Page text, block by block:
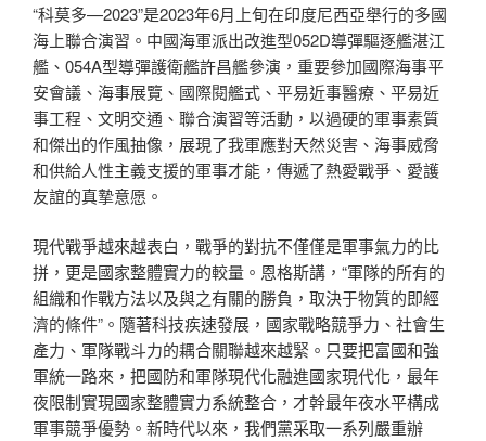
“科莫多—2023”是2023年6月上旬在印度尼西亞舉行的多國
海上聯合演習。中國海軍派出改進型052D導彈驅逐艦湛江
艦、054A型導彈護衛艦許昌艦參演，重要參加國際海事平
安會議、海事展覽、國際閱艦式、平易近事醫療、平易近
事工程、文明交通、聯合演習等活動，以過硬的軍事素質
和傑出的作風抽像，展現了我軍應對天然災害、海事威脅
和供給人性主義支援的軍事才能，傳遞了熱愛戰爭、愛護
友誼的真摯意愿。
現代戰爭越來越表白，戰爭的對抗不僅僅是軍事氣力的比
拼，更是國家整體實力的較量。恩格斯講，“軍隊的所有的
組織和作戰方法以及與之有關的勝負，取決于物質的即經
濟的條件”。隨著科技疾速發展，國家戰略競爭力、社會生
產力、軍隊戰斗力的耦合關聯越來越緊。只要把富國和強
軍統一路來，把國防和軍隊現代化融進國家現代化，最年
夜限制實現國家整體實力系統整合，才幹最年夜水平構成
軍事競爭優勢。新時代以來，我們黨采取一系列嚴重辦